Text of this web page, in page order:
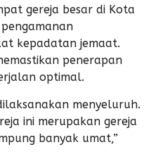
gereja besar di Kota
kepadatan jemaat.
penerapan
optimal.
menyeluruh.
ini merupakan gereja
banyak umat,”